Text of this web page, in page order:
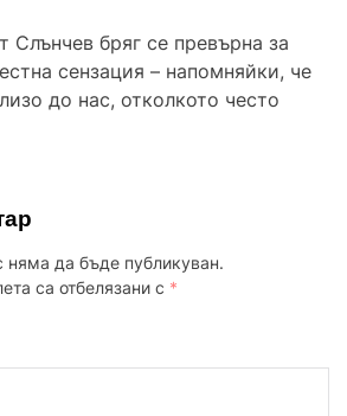
Слънчев бряг се превърна за
сензация – напомняйки, че
до нас, отколкото често
да бъде публикуван.
са отбелязани с *